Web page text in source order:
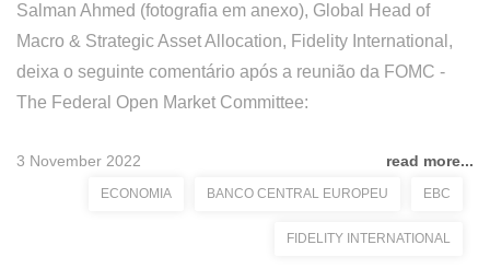
Salman Ahmed (fotografia em anexo), Global Head of
Macro & Strategic Asset Allocation, Fidelity International,
deixa o seguinte comentário após a reunião da FOMC -
The Federal Open Market Committee:
3 November 2022 read more...
ECONOMIA BANCO CENTRAL EUROPEU EBC
FIDELITY INTERNATIONAL